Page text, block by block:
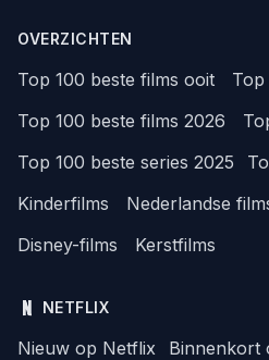
OVERZICHTEN
Top 100 beste films ooit
Top
Top 100 beste films 2026
Top 100 beste series 2025
Kinderfilms
Nederlandse
Disney-films
Kerstfilms
NETFLIX
Nieuw op Netflix
Binnenkort